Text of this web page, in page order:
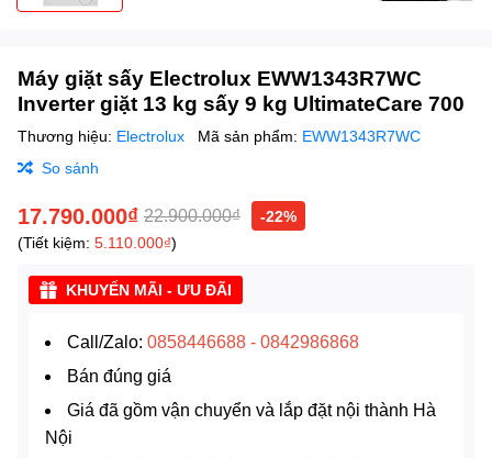
Máy giặt sấy Electrolux EWW1343R7WC
Inverter giặt 13 kg sấy 9 kg UltimateCare 700
Thương hiệu: Electrolux Mã sản phẩm: EWW1343R7WC
So sánh
17.790.000₫ 22.900.000₫
-22%
(Tiết kiệm: 5.110.000₫)
KHUYẾN MÃI - ƯU ĐÃI
Call/Zalo: 0858446688 - 0842986868
Bán đúng giá
Giá đã gồm vận chuyển và lắp đặt nội thành Hà
Nội